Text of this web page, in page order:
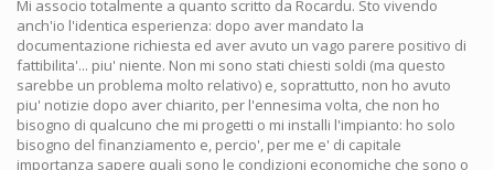
Mi associo totalmente a quanto scritto da Rocardu. Sto vivendo
anch'io l'identica esperienza: dopo aver mandato la
documentazione richiesta ed aver avuto un vago parere positivo di
fattibilita'... piu' niente. Non mi sono stati chiesti soldi (ma questo
sarebbe un problema molto relativo) e, soprattutto, non ho avuto
piu' notizie dopo aver chiarito, per l'ennesima volta, che non ho
bisogno di qualcuno che mi progetti o mi installi l'impianto: ho solo
bisogno del finanziamento e, percio', per me e' di capitale
importanza sapere quali sono le condizioni economiche che sono o